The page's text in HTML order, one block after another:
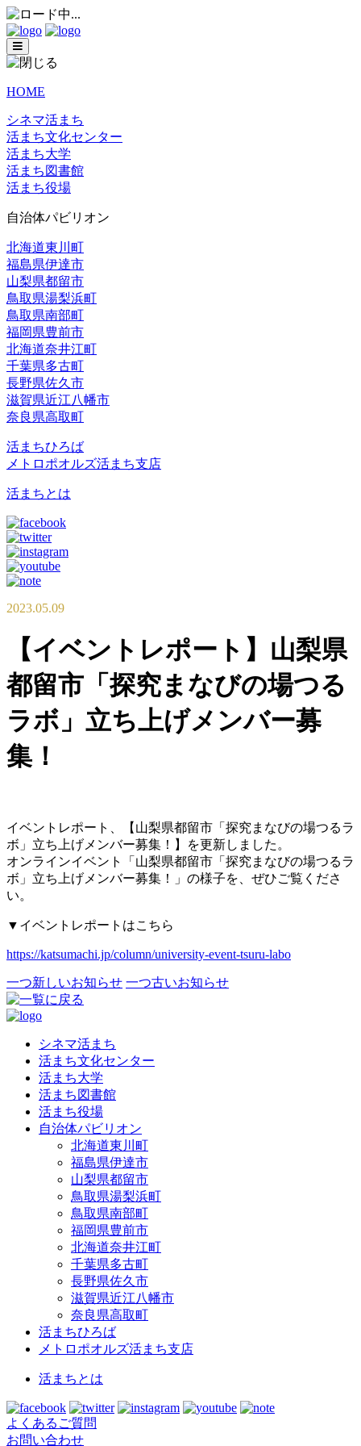
HOME
シネマ活まち
活まち文化センター
活まち大学
活まち図書館
活まち役場
自治体パビリオン
北海道東川町
福島県伊達市
山梨県都留市
鳥取県湯梨浜町
鳥取県南部町
福岡県豊前市
北海道奈井江町
千葉県多古町
長野県佐久市
滋賀県近江八幡市
奈良県高取町
活まちひろば
メトロポオルズ活まち支店
活まちとは
2023.05.09
【イベントレポート】山梨県
都留市「探究まなびの場つる
ラボ」立ち上げメンバー募
集！
イベントレポート、【山梨県都留市「探究まなびの場つるラ
ボ」立ち上げメンバー募集！】を更新しました。
オンラインイベント「山梨県都留市「探究まなびの場つるラ
ボ」立ち上げメンバー募集！」の様子を、ぜひご覧くださ
い。
▼イベントレポートはこちら
https://katsumachi.jp/column/university-event-tsuru-labo
一つ新しいお知らせ 一つ古いお知らせ
シネマ活まち
活まち文化センター
活まち大学
活まち図書館
活まち役場
自治体パビリオン
北海道東川町
福島県伊達市
山梨県都留市
鳥取県湯梨浜町
鳥取県南部町
福岡県豊前市
北海道奈井江町
千葉県多古町
長野県佐久市
滋賀県近江八幡市
奈良県高取町
活まちひろば
メトロポオルズ活まち支店
活まちとは
よくあるご質問
お問い合わせ